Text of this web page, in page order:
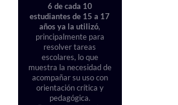
6 de cada 10
estudiantes de 15 a 17
años ya la utilizó,
principalmente para
resolver tareas
escolares, lo que
muestra la necesidad de
acompañar su uso con
orientación crítica y
pedagógica.